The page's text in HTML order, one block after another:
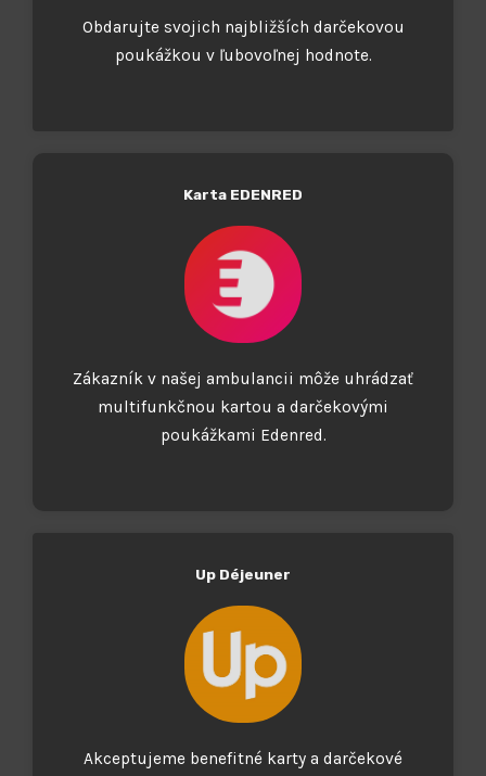
Obdarujte svojich najbližších darčekovou
poukážkou v ľubovoľnej hodnote.
Karta EDENRED
Zákazník v našej ambulancii môže uhrádzať
multifunkčnou kartou a darčekovými
poukážkami Edenred.
Up Déjeuner
Akceptujeme benefitné karty a darčekové